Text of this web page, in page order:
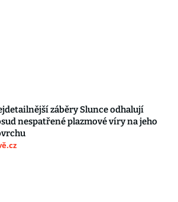
záběry Slunce odhalují
nespatřené plazmové víry na jeho